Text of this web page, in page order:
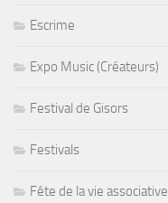
Escrime
Expo Music (Créateurs)
Festival de Gisors
Festivals
Fête de la vie associative